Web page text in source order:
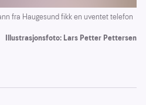
fra Haugesund fikk en uventet telefon
Illustrasjonsfoto: Lars Petter Pettersen